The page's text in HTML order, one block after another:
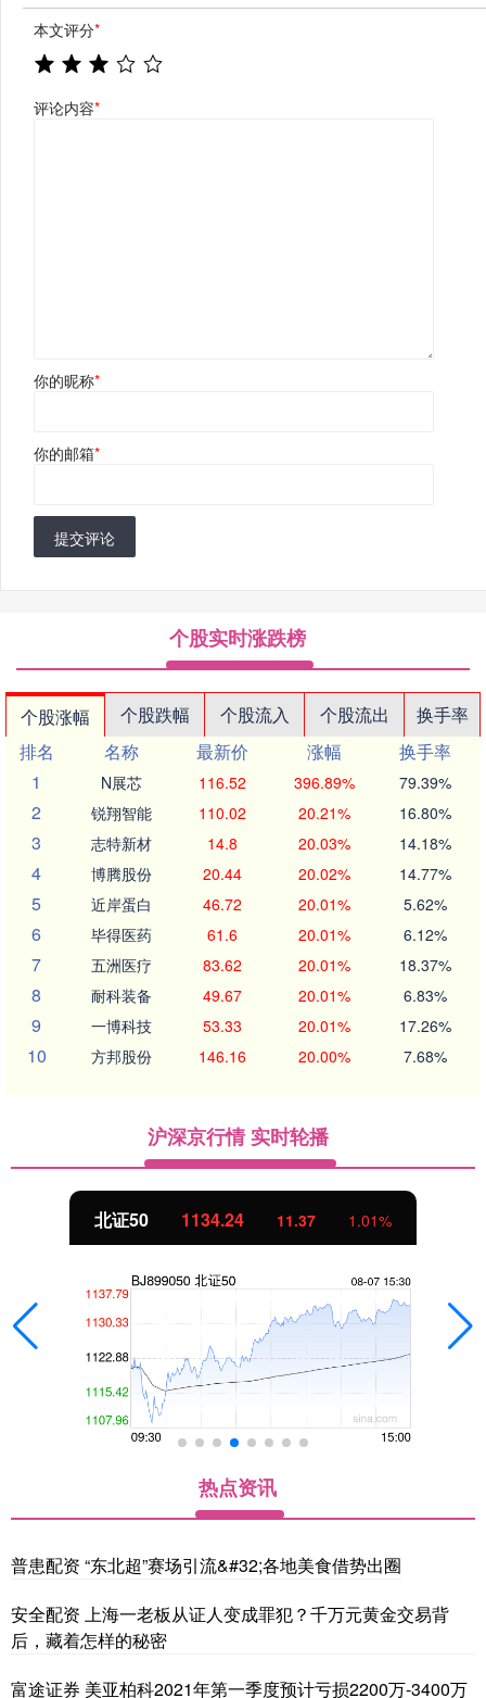
本文评分*
评论内容*
你的昵称*
你的邮箱*
提交评论
个股实时涨跌榜
个股涨幅 个股跌幅 个股流入 个股流出
换手率
排名
名称 最新价 涨幅
换手率
1
N展芯 116.52 396.89% 79.39%
2 锐翔智能 110.02 20.21% 16.80%
3 志特新材 14.8 20.03% 14.18%
4 博腾股份 20.44 20.02% 14.77%
5 近岸蛋白 46.72 20.01% 5.62%
6 毕得医药 61.6 20.01% 6.12%
7 五洲医疗 83.62 20.01% 18.37%
8 耐科装备 49.67 20.01% 6.83%
9 一博科技 53.33 20.01% 17.26%
10 方邦股份 146.16 20.00% 7.68%
沪深京行情 实时轮播
北证50 1134.24 11.37 1.01%
热点资讯
普患配资 “东北超”赛场引流&#32;各地美食借势出圈
安全配资 上海一老板从证人变成罪犯？千万元黄金交易背
后，藏着怎样的秘密
富途证券 美亚柏科2021年第一季度预计亏损2200万-3400万